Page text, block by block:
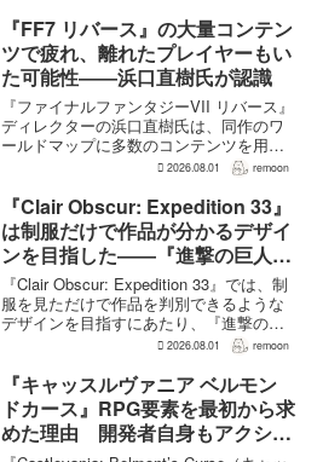
ユーザーレビューは5,710件に達し、う...
『FF7 リバース』の大量コンテン
ツで疲れ、離れたプレイヤーもい
た可能性――浜口直樹氏が認識
『ファイナルファンタジーVII リバース』
ディレクターの浜口直樹氏は、同作のワ
ールドマップに多数のコンテンツを用意
したことで、一部のプレイヤーが疲れを
性があるとの認識を示した。
GamesRadar+のイン...
2026.08.01 remoon
『Clair Obscur: Expedition 33』
は制服だけで作品が分かるデザイ
ンを目指した――『進撃の巨人』
の制服と『BLEACH』のキャラ
造形が影響
『Clair Obscur: Expedition 33』では、制
服を見ただけで作品を判別できるような
デザインを目指すにあたり、『進撃の巨
人』を参考にしたという。あわせて、キ
ルで印象に残るデザインから...
2026.08.01 remoon
『キャッスルヴァニア ベルモン
ドカース』RPG要素を最初から求
めた理由 開発者自身もアクショ